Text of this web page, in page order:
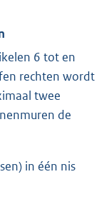
6 tot en
rechten wordt
twee
de
in één nis